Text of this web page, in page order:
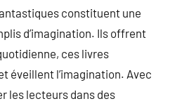
constituent une
d’imagination. Ils offrent
ces livres
éveillent l’imagination. Avec
les lecteurs dans des